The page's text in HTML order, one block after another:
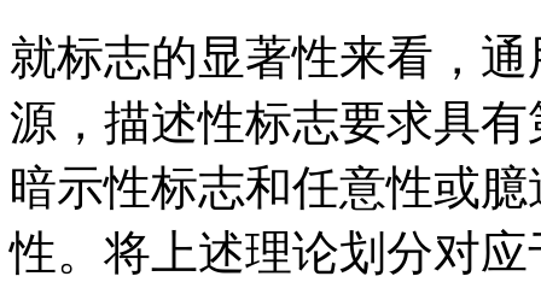
就标志的显著性来看，
源，描述性标志要求具
暗示性标志和任意性或
性。将上述理论划分对